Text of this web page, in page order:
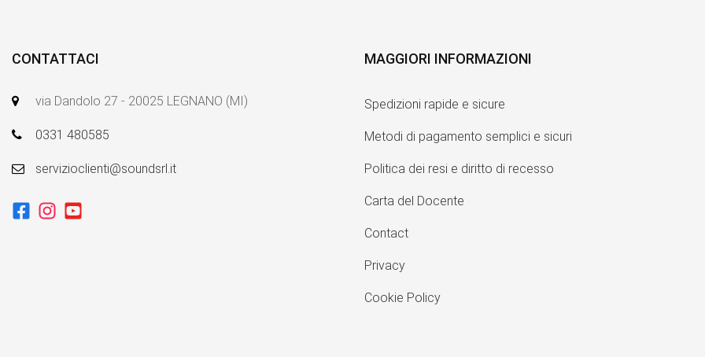
CONTATTACI
via Dandolo 27 - 20025 LEGNANO (MI)
0331 480585
servizioclienti@soundsrl.it
MAGGIORI INFORMAZIONI
Spedizioni rapide e sicure
Metodi di pagamento semplici e sicuri
Politica dei resi e diritto di recesso
Carta del Docente
Contact
Privacy
Cookie Policy